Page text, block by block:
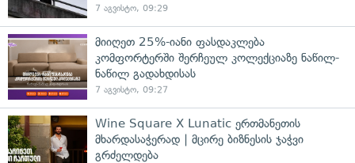
7 აგვისტო, 09:29
მიიღეთ 25%-იანი ფასდაკლება
კომფორტერში შერჩეულ კოლექციაზე ნაწილ-
ნაწილ გადახდისას
7 აგვისტო, 09:27
Wine Square X Lunatic ერთმანეთის
მხარდასაჭერად | მცირე ბიზნესის ჯაჭვი
გრძელდება